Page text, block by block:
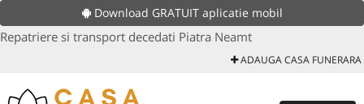
Download GRATUIT aplicatie mobil
Repatriere si transport decedati Piatra Neamt
ADAUGA CASA FUNERARA